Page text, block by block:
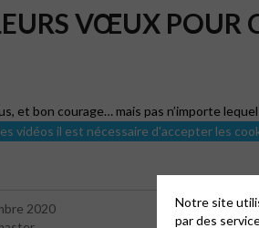
VŒUX POUR
et bon courage… mais pas n’importe lequel
vidéos il est nécessaire d'accepter les
2020
Notre site
par des